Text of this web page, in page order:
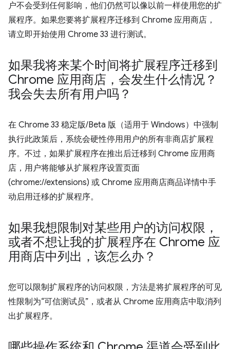
户不会受到任何影响，他们仍然可以像以前一样使用您的扩
展程序。如果您要将扩展程序迁移到 Chrome 应用商店，
请立即开始使用 Chrome 33 进行测试。
如果我将来某个时间将扩展程序迁移到
Chrome 应用商店，会发生什么情况？
我会失去所有用户吗？
在 Chrome 33 稳定版/Beta 版（适用于 Windows）中强制
执行此政策后，系统会硬性停用用户的所有非商店扩展程
序。不过，如果扩展程序在推出后迁移到 Chrome 应用商
店，用户将能够从扩展程序设置页面
(chrome://extensions) 或 Chrome 应用商店商品详情中手
动启用迁移的扩展程序。
如果我想限制对某些用户的访问权限，
或者不想让我的扩展程序在 Chrome 应
用商店中列出，该怎么办？
您可以限制扩展程序的访问权限，方法是将扩展程序的可见
性限制为“可信测试员”，或者从 Chrome 应用商店中取消列
出扩展程序。